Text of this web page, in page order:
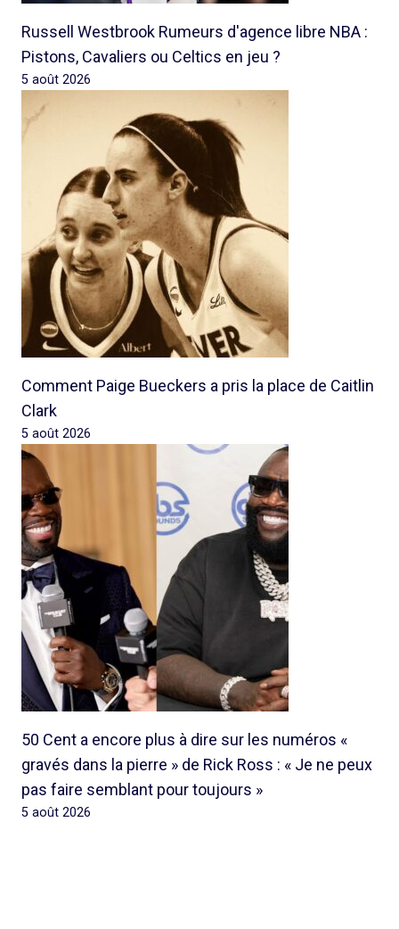
Russell Westbrook Rumeurs d'agence libre NBA :
Pistons, Cavaliers ou Celtics en jeu ?
5 août 2026
Comment Paige Bueckers a pris la place de Caitlin
Clark
5 août 2026
50 Cent a encore plus à dire sur les numéros «
gravés dans la pierre » de Rick Ross : « Je ne peux
pas faire semblant pour toujours »
5 août 2026